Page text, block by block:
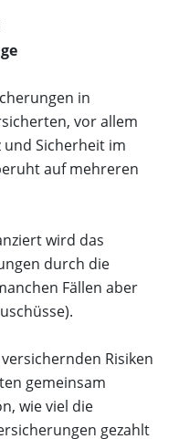
in
vor allem
Sicherheit im
auf mehreren
wird das
durch die
Fällen aber
Risiken
gemeinsam
wie viel die
gezahlt